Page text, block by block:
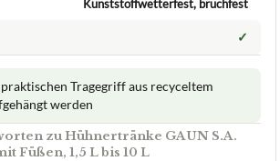
Kunststoffwetterfest, bruchfest
✓
Tragegriff aus recyceltem
werden
zu Hühnertränke GAUN S.A.
Füßen, 1,5 L bis 10 L